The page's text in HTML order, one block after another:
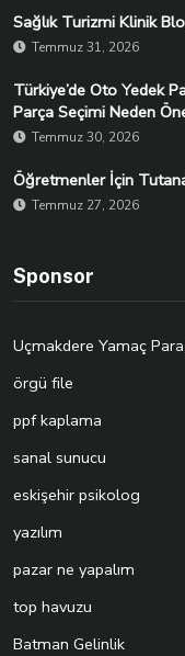
Sağlık Turizmi Klinik
Temmuz 31, 2026
Türkiye’de Oto Yedek
Parça Seçimi Neden
Temmuz 30, 2026
Öğretmenler İçin
Temmuz 27, 2026
Sponsor
Uçmakdere Yamaç
örgü file
ppf kaplama
sanal sunucu
eskişehir psikolog
yazılım
pazar ne yapalım
top havuzu
Batman Gelinlik